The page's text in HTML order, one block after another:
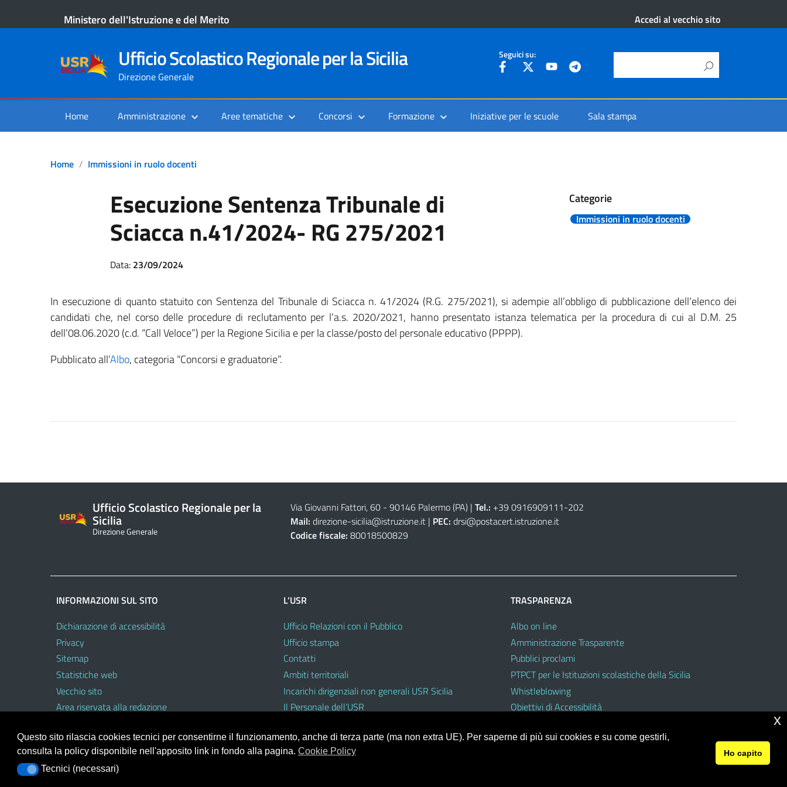
Ministero dell'Istruzione e del Merito Accedi al vecchio sito
Ufficio Scolastico Regionale per la Sicilia
Direzione Generale
Seguici su:
Home Amministrazione Aree tematiche Concorsi Formazione Iniziative per le scuole Sala stampa
Home Immissioni in ruolo docenti
Esecuzione Sentenza Tribunale di
Sciacca n.41/2024- RG 275/2021
Categorie
Immissioni in ruolo docenti
Data: 23/09/2024
In esecuzione di quanto statuito con Sentenza del Tribunale di Sciacca n. 41/2024 (R.G. 275/2021), si adempie all’obbligo di pubblicazione dell’elenco dei
candidati che, nel corso delle procedure di reclutamento per l’a.s. 2020/2021, hanno presentato istanza telematica per la procedura di cui al D.M. 25
dell’08.06.2020 (c.d. “Call Veloce”) per la Regione Sicilia e per la classe/posto del personale educativo (PPPP).
Pubblicato all’Albo, categoria “Concorsi e graduatorie”.
Ufficio Scolastico Regionale per la
Sicilia
Direzione Generale
Via Giovanni Fattori, 60 - 90146 Palermo (PA)| Tel.: +39 0916909111-202
Mail: direzione-sicilia@istruzione.it| PEC: drsi@postacert.istruzione.it
Codice fiscale: 80018500829
INFORMAZIONI SUL SITO
Dichiarazione di accessibilità
Privacy
Sitemap
Statistiche web
Vecchio sito
Area riservata alla redazione
L’USR
Ufficio Relazioni con il Pubblico
Ufficio stampa
Contatti
Ambiti territoriali
Incarichi dirigenziali non generali USR Sicilia
Il Personale dell’USR
TRASPARENZA
Albo on line
Amministrazione Trasparente
Pubblici proclami
PTPCT per le Istituzioni scolastiche della Sicilia
Whistleblowing
Obiettivi di Accessibilità
Questo sito rilascia cookies tecnici per consentirne il funzionamento, anche di terza parte (ma non extra UE). Per saperne di più sui cookies e su come gestirli,
consulta la policy disponibile nell'apposito link in fondo alla pagina. Cookie Policy
Tecnici (necessari)
Tecnici (necessari)
Ho capito
x